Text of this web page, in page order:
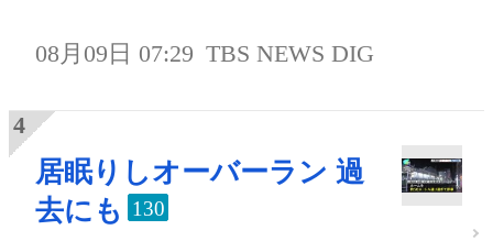
08月09日 07:29 TBS NEWS DIG
居眠りしオーバーラン 過
去にも
130